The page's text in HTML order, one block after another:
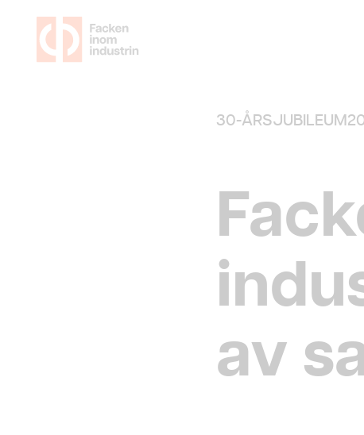
30-ÅRSJUBILEUM
av